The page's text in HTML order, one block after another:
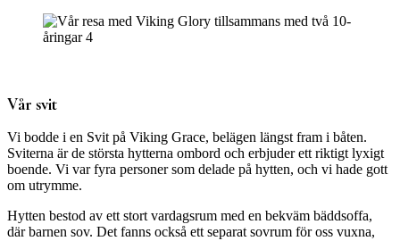
Vår svit
Vi bodde i en Svit på Viking Grace, belägen längst fram i båten.
Sviterna är de största hytterna ombord och erbjuder ett riktigt lyxigt
boende. Vi var fyra personer som delade på hytten, och vi hade gott
om utrymme.
Hytten bestod av ett stort vardagsrum med en bekväm bäddsoffa,
där barnen sov. Det fanns också ett separat sovrum för oss vuxna,